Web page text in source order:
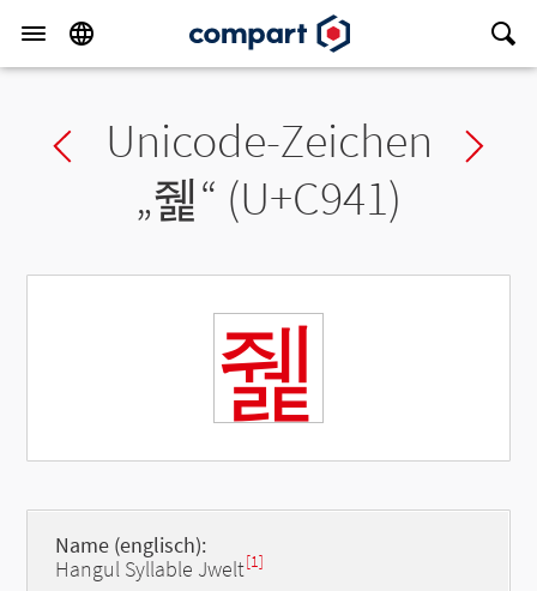
Previous char
Unicode-Zeichen
„쥁“ (U+C941)
쥁
Name (englisch):
Hangul Syllable Jwelt[1]